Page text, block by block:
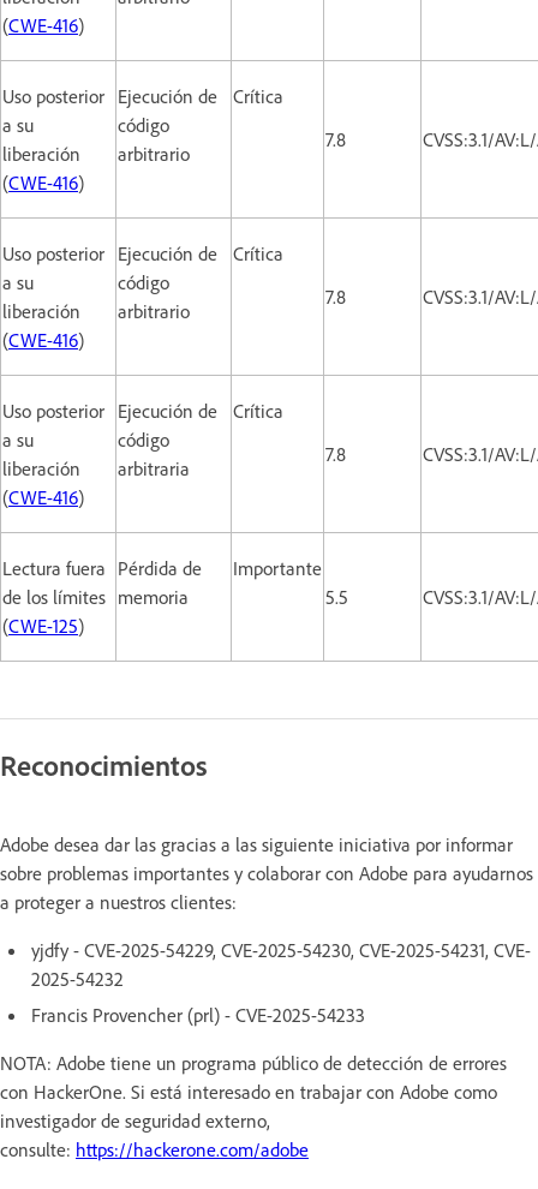
(CWE-416)
Uso posterior
a su
liberación
(CWE-416)
Ejecución de
código
arbitrario
Crítica
7.8
CVSS:3.1/
Uso posterior
a su
liberación
(CWE-416)
Ejecución de
código
arbitrario
Crítica
7.8
CVSS:3.1/
Uso posterior
a su
liberación
(CWE-416)
Ejecución de
código
arbitraria
Crítica
7.8
CVSS:3.1/
Lectura fuera
de los límites
(CWE-125)
Pérdida de
memoria
Importante
5.5
CVSS:3.1/
Reconocimientos
Adobe desea dar las gracias a las siguiente iniciativa por informar
sobre problemas importantes y colaborar con Adobe para ayudarnos
a proteger a nuestros clientes:
yjdfy - CVE-2025-54229, CVE-2025-54230, CVE-2025-54231, CVE-
2025-54232
Francis Provencher (prl) - CVE-2025-54233
NOTA: Adobe tiene un programa público de detección de errores
con HackerOne. Si está interesado en trabajar con Adobe como
investigador de seguridad externo,
consulte: https://hackerone.com/adobe